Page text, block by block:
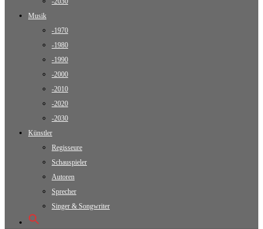
Musik
-1970
-1980
-1990
-2000
-2010
-2020
-2030
Künstler
Regisseure
Schauspieler
Autoren
Sprecher
Singer & Songwriter